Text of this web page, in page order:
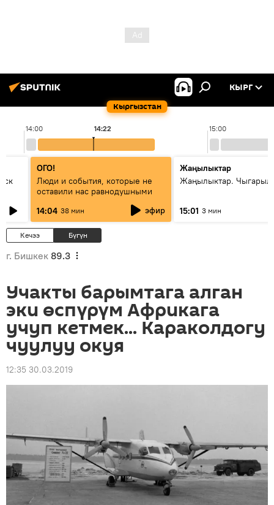
Кыргызстан
КЫРГ
14:00 15:00
14:22
ОГО!
Люди и события, которые не
оставили нас равнодушными
14:04 38 мин эфир
Жаңылыктар
Жаңылыктар.
15:01 3 мин
Кечээ Бүгүн
г. Бишкек 89.3
Учакты барымтага алган
эки өспүрүм Африкага
учуп кетмек... Караколдогу
чуулуу окуя
12:35 30.03.2019